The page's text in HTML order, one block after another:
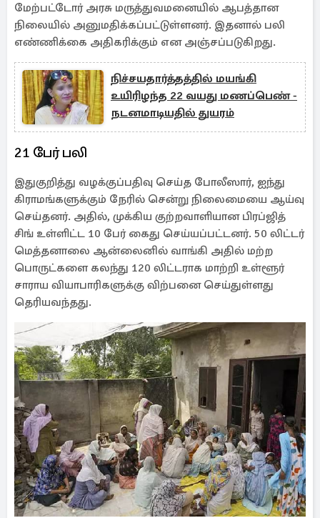
மேற்பட்டோர் அரசு மருத்துவமனையில் ஆபத்தான
நிலையில் அனுமதிக்கப்பட்டுள்ளனர். இதனால் பலி
எண்ணிக்கை அதிகரிக்கும் என அஞ்சப்படுகிறது.
நிச்சயதார்த்தத்தில் மயங்கி
உயிரிழந்த 22 வயது மணப்பெண் -
நடனமாடியதில் துயரம்
21 பேர் பலி
இதுகுறித்து வழக்குப்பதிவு செய்த போலீஸார், ஐந்து
கிராமங்களுக்கும் நேரில் சென்று நிலைமையை ஆய்வு
செய்தனர். அதில், முக்கிய குற்றவாளியான பிரப்ஜித்
சிங் உள்ளிட்ட 10 பேர் கைது செய்யப்பட்டனர். 50 லிட்டர்
மெத்தனாலை ஆன்லைனில் வாங்கி அதில் மற்ற
பொருட்களை கலந்து 120 லிட்டராக மாற்றி உள்ளூர்
சாராய வியாபாரிகளுக்கு விற்பனை செய்துள்ளது
தெரியவந்தது.